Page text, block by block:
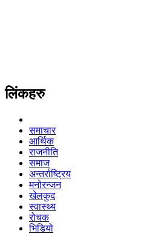
लिंकहरु
समाचार
आर्थिक
राजनीति
समाज
अन्तर्राष्ट्रिय
मनोरन्जन
खेलकुद
स्वास्थ्य
रोचक
भिडियो